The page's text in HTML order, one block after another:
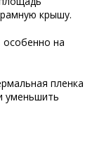
крышу.
на
пленка
уменьшить